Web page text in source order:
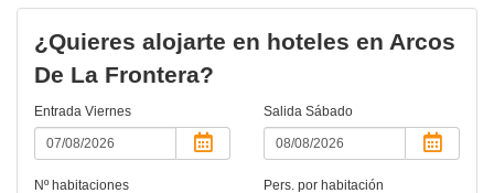
¿Quieres alojarte en hoteles en Arcos
De La Frontera?
Entrada Viernes Salida Sábado
Nº habitaciones Pers. por habitación